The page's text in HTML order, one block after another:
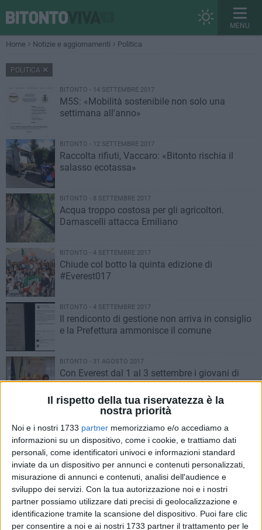
Il rispetto della tua riservatezza è la
nostra priorità
Noi e i nostri 1733 partner memorizziamo e/o accediamo a
informazioni su un dispositivo, come i cookie, e trattiamo dati
personali, come identificatori univoci e informazioni standard
inviate da un dispositivo per annunci e contenuti personalizzati,
misurazione di annunci e contenuti, analisi dell'audience e
sviluppo dei servizi. Con la tua autorizzazione noi e i nostri
partner possiamo utilizzare dati precisi di geolocalizzazione e
identificazione tramite la scansione del dispositivo. Puoi fare clic
per consentire a noi e ai nostri 1733 partner il trattamento per le
MENU
Home Notizie e aggiornamenti Politica
POLITICA
BITONTO - 14 SETTEMBRE 2017
M5S: «Mobilità sostenibile non solo una
settimana all'anno»
BITONTO - 12 SETTEMBRE 2017
Raccolta rifiuti, Vaccaro: «Bitonto rischia il
salasso ecotassa»
BITONTO - 8 SETTEMBRE 2017
Acqua troppo costosa per gli agricoltori.
Damascelli attacca Emiliano
BITONTO - 4 SETTEMBRE 2017
Chiude col botto la quinta edizione di
#Everest017
BITONTO - 4 SETTEMBRE 2017
Il rendiconto di gestione non arriva in consiglio
e la Prefettura ammonisce il comune
BITONTO - 31 AGOSTO 2017
Con Everest dal 1 al 3 settembre i giovani di
Forza Italia discutono di politica
BITONTO - 30 AGOSTO 2017
Raccolta rifiuti, Sanb in liquidazione. Daucelli
attacca: «Esautorato il consiglio»
BITONTO - 24 AGOSTO 2017
Sul bando rimozione rifiuti il Pd ribatte:
«Candidatura presentata quando i fondi erano
finiti»
1 BITONTO - 23 AGOSTO 2017